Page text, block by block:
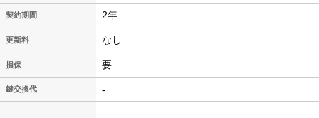
契約期間 2年
更新料 なし
損保 要
鍵交換代 -